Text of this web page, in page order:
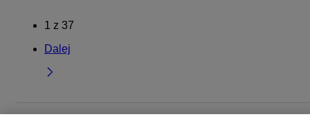
1 z 37
Dalej